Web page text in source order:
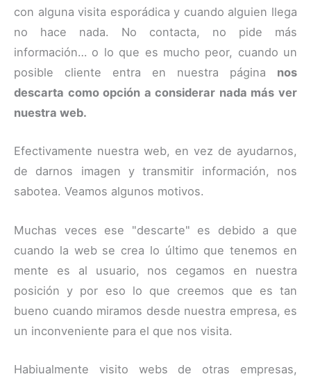
con alguna visita esporádica y cuando alguien llega
no hace nada. No contacta, no pide más
información… o lo que es mucho peor, cuando un
posible cliente entra en nuestra página nos
descarta como opción a considerar nada más ver
nuestra web.
Efectivamente nuestra web, en vez de ayudarnos,
de darnos imagen y transmitir información, nos
sabotea. Veamos algunos motivos.
Muchas veces ese "descarte" es debido a que
cuando la web se crea lo último que tenemos en
mente es al usuario, nos cegamos en nuestra
posición y por eso lo que creemos que es tan
bueno cuando miramos desde nuestra empresa, es
un inconveniente para el que nos visita.
Habiualmente visito webs de otras empresas,